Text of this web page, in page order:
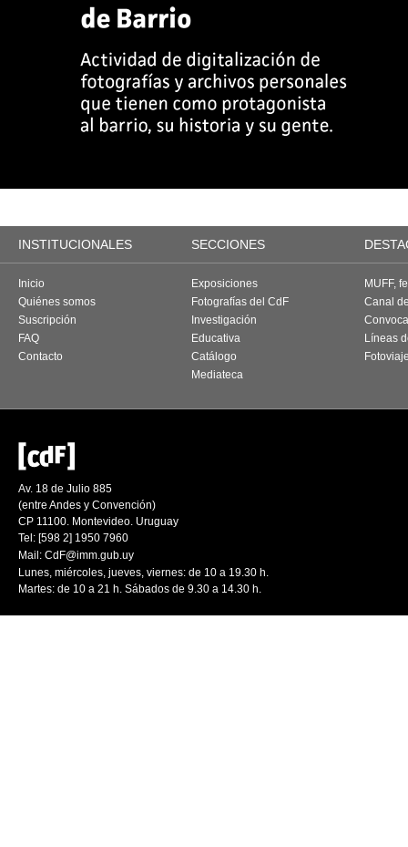
INSTITUCIONALES SECCIONES
Inicio
Quiénes somos
Suscripción
FAQ
Contacto
Exposiciones
Fotografías del CdF
Investigación
Educativa
Catálogo
Mediateca
MUFF,
Canal
Líneas
Av. 18 de Julio 885
(entre Andes y Convención)
CP 11100. Montevideo. Uruguay
Tel: [598 2] 1950 7960
Mail: CdF@imm.gub.uy
Lunes, miércoles, jueves, viernes: de 10 a 19.30 h.
Martes: de 10 a 21 h. Sábados de 9.30 a 14.30 h.